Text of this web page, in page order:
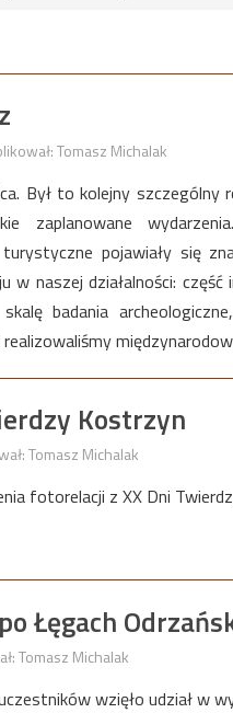
Tomasz Michalak
Był to kolejny
zaplanowane
pojawiały się
w naszej działalności:
badania
Kostrzyn
Tomasz Michalak
fotorelacji z XX Dni
Łęgach
Tomasz Michalak
wzięło udział w